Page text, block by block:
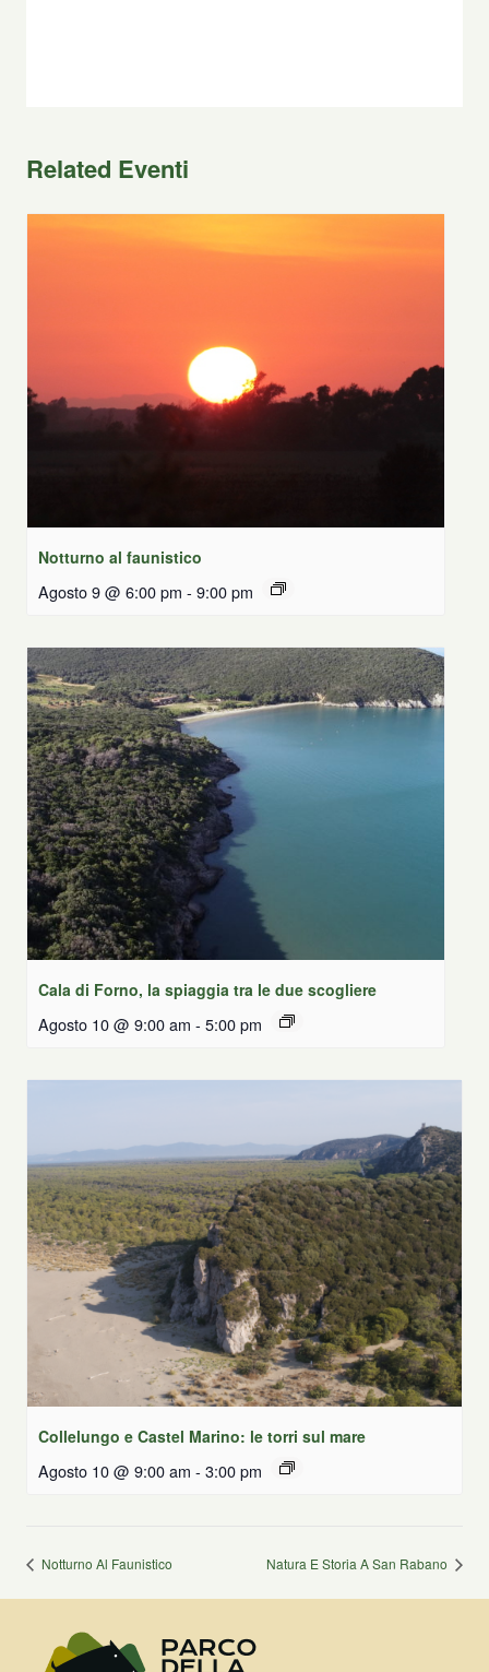
Related Eventi
Notturno al faunistico
Agosto 9 @ 6:00 pm - 9:00 pm
Cala di Forno, la spiaggia tra le due scogliere
Agosto 10 @ 9:00 am - 5:00 pm
Collelungo e Castel Marino: le torri sul mare
Agosto 10 @ 9:00 am - 3:00 pm
Notturno Al Faunistico Natura E Storia A San Rabano